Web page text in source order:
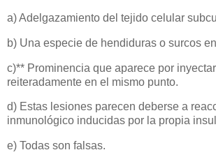
a) Adelgazamiento del tejido celular
b) Una especie de hendiduras o surcos
c)** Prominencia que aparece por
reiteradamente en el mismo punto.
d) Estas lesiones parecen deberse a
inmunológico inducidas por la propia
e) Todas son falsas.